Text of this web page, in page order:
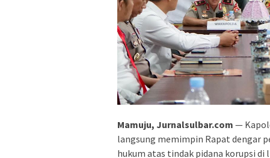
Mamuju, Jurnalsulbar.com —
langsung memimpin Rapat dengar
hukum atas tindak pidana korupsi di